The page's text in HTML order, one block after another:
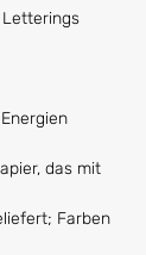
das mit
Farben